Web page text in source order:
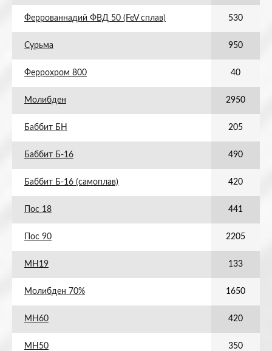
Феррованнадий ФВД 50 (FeV сплав) 530
Сурьма 950
Феррохром 800 40
Молибден 2950
Баббит БН 205
Баббит Б-16 490
Баббит Б-16 (самоплав) 420
Пос 18 441
Пос 90 2205
МН19 133
Молибден 70% 1650
МН60 420
МН50 350